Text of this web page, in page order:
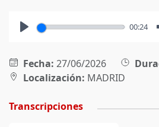
00:24
Fecha: 27/06/2026
Localización: MADRID
Transcripciones